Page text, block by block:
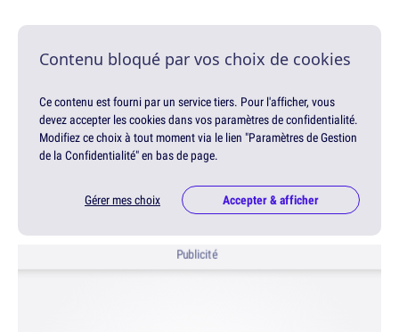
Contenu bloqué par vos choix de cookies
Ce contenu est fourni par un service tiers. Pour l'afficher, vous
devez accepter les cookies dans vos paramètres de confidentialité.
Modifiez ce choix à tout moment via le lien "Paramètres de Gestion
de la Confidentialité" en bas de page.
Gérer mes choix Accepter & afficher
Publicité